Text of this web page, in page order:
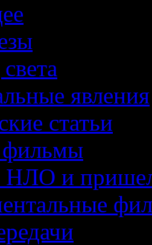
явления
статьи
фильмы
НЛО и